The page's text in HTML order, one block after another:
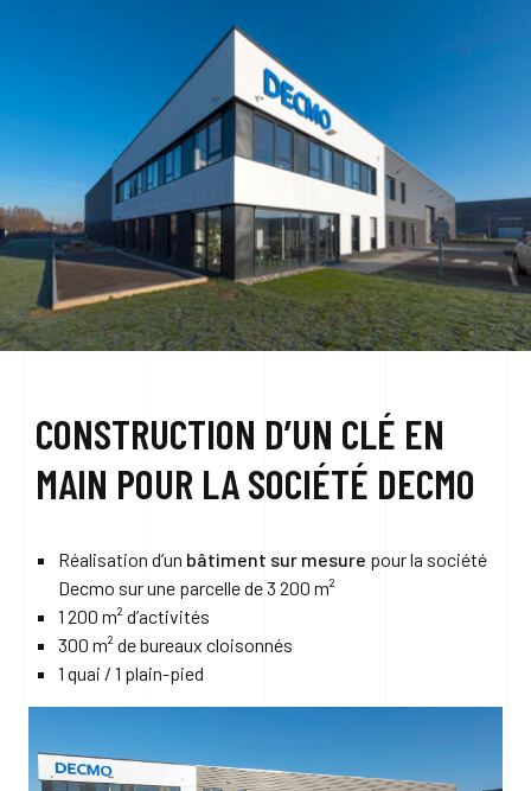
CONSTRUCTION D’UN CLÉ EN
MAIN POUR LA SOCIÉTÉ DECMO
Réalisation d’un bâtiment sur mesure pour la société
Decmo sur une parcelle de 3 200 m²
1 200 m² d’activités
300 m² de bureaux cloisonnés
1 quai / 1 plain-pied